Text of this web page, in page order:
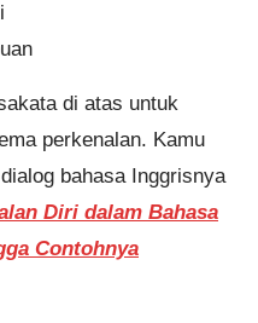
di atas untuk
perkenalan. Kamu
bahasa Inggrisnya
Diri dalam Bahasa
Contohnya